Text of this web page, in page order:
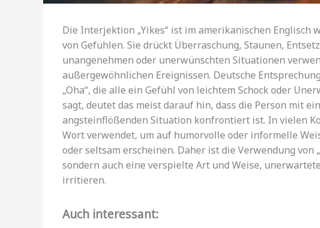
Die Interjektion „Yikes“ ist im amerikanischen
von Gefühlen. Sie drückt Überraschung, Staunen,
unangenehmen oder unerwünschten Situationen
außergewöhnlichen Ereignissen. Deutsche
„Oha“, die alle ein Gefühl von leichtem Schock oder
sagt, deutet das meist darauf hin, dass die Person mit
angsteinflößenden Situation konfrontiert ist. In vielen
Wort verwendet, um auf humorvolle oder informelle
oder seltsam erscheinen. Daher ist die Verwendung von
sondern auch eine verspielte Art und Weise,
irritieren.
Auch interessant: